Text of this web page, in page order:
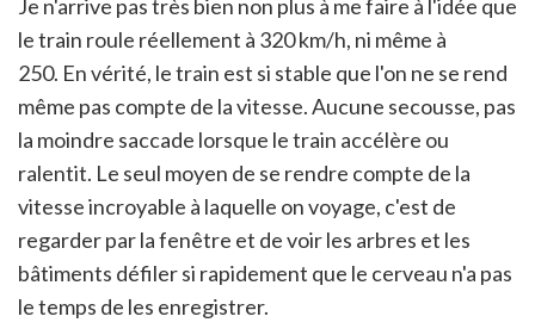
Je n'arrive pas très bien non plus à me faire à l'idée que
le train roule réellement à 320 km/h, ni même à
250. En vérité, le train est si stable que l'on ne se rend
même pas compte de la vitesse. Aucune secousse, pas
la moindre saccade lorsque le train accélère ou
ralentit. Le seul moyen de se rendre compte de la
vitesse incroyable à laquelle on voyage, c'est de
regarder par la fenêtre et de voir les arbres et les
bâtiments défiler si rapidement que le cerveau n'a pas
le temps de les enregistrer.